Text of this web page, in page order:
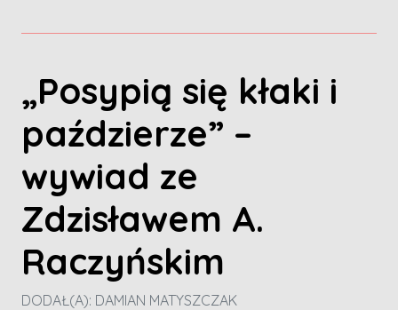
„Posypią się kłaki i
paździerze” –
wywiad ze
Zdzisławem A.
Raczyńskim
DODAŁ(A): DAMIAN MATYSZCZAK